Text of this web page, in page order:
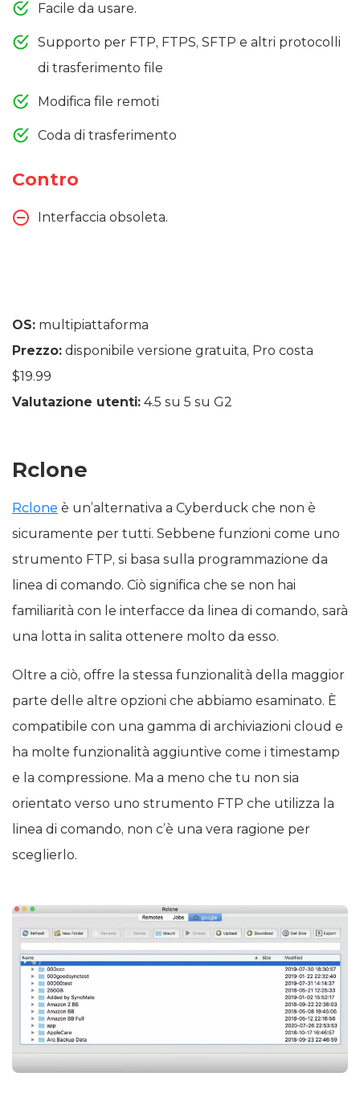
Facile da usare.
Supporto per FTP, FTPS, SFTP e altri protocolli
di trasferimento file
Modifica file remoti
Coda di trasferimento
Contro
Interfaccia obsoleta.
OS: multipiattaforma
Prezzo: disponibile versione gratuita, Pro costa
$19.99
Valutazione utenti: 4.5 su 5 su G2
Rclone
Rclone è un’alternativa a Cyberduck che non è
sicuramente per tutti. Sebbene funzioni come uno
strumento FTP, si basa sulla programmazione da
linea di comando. Ciò significa che se non hai
familiarità con le interfacce da linea di comando, sarà
una lotta in salita ottenere molto da esso.
Oltre a ciò, offre la stessa funzionalità della maggior
parte delle altre opzioni che abbiamo esaminato. È
compatibile con una gamma di archiviazioni cloud e
ha molte funzionalità aggiuntive come i timestamp
e la compressione. Ma a meno che tu non sia
orientato verso uno strumento FTP che utilizza la
linea di comando, non c’è una vera ragione per
sceglierlo.